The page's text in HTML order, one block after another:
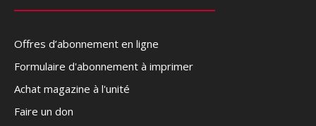
Offres d’abonnement en ligne
Formulaire d'abonnement à imprimer
Achat magazine à l'unité
Faire un don